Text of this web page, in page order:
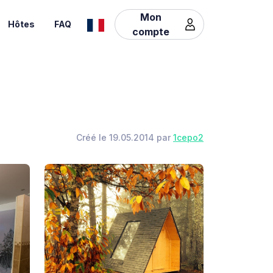
Hôtes FAQ
Mon
compte
Créé le 19.05.2014 par 1cepo2